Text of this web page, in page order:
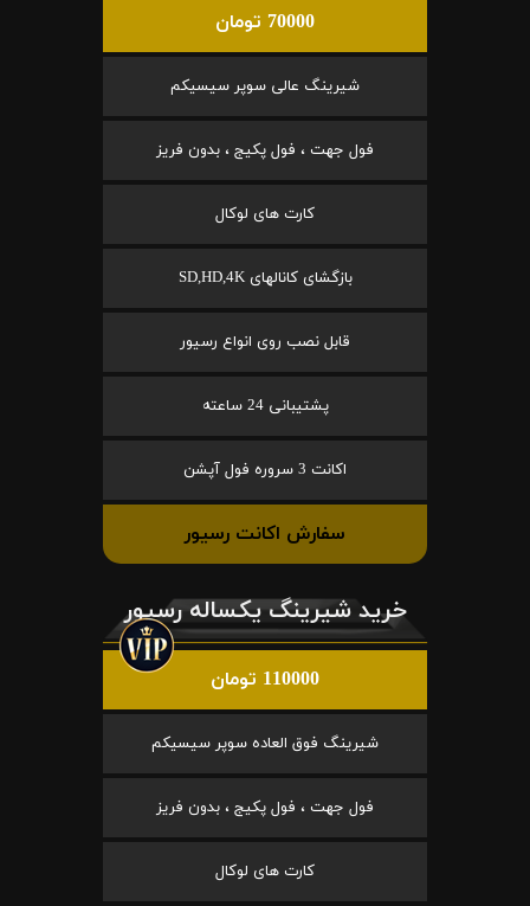
70000 تومان
شیرینگ عالی سوپر سیسیکم
فول جهت ، فول پکیج ، بدون فریز
کارت های لوکال
بازگشای کانالهای SD,HD,4K
قابل نصب روی انواع رسیور
پشتیبانی 24 ساعته
اکانت 3 سروره فول آپشن
سفارش اکانت رسیور
خرید شیرینگ یکساله رسیور
110000 تومان
شیرینگ فوق العاده سوپر سیسیکم
فول جهت ، فول پکیج ، بدون فریز
کارت های لوکال